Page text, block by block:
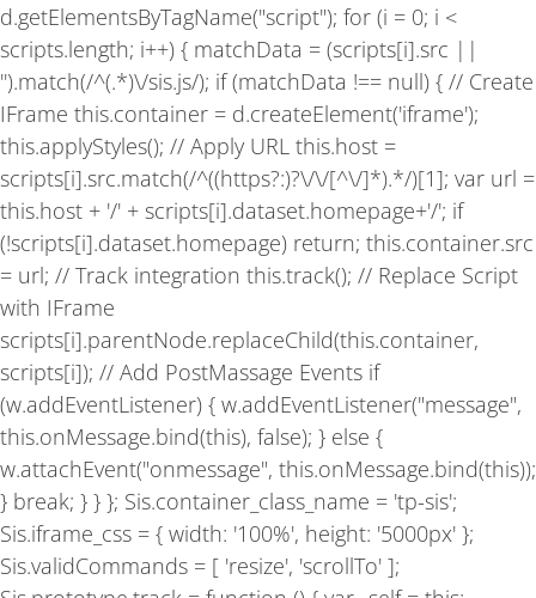
-
f
m
d.getElementsByTagName("script"); for (i = 0; i <
scripts.length; i++) { matchData = (scripts[i].src ||
'').match(/^(.*)\/sis.js/); if (matchData !== null) { // Create
IFrame this.container = d.createElement('iframe');
this.applyStyles(); // Apply URL this.host =
scripts[i].src.match(/^((https?:)?\/\/[^\/]*).*/)[1]; var url =
this.host + '/' + scripts[i].dataset.homepage+'/'; if
(!scripts[i].dataset.homepage) return; this.container.src
= url; // Track integration this.track(); // Replace Script
with IFrame
scripts[i].parentNode.replaceChild(this.container,
scripts[i]); // Add PostMassage Events if
(w.addEventListener) { w.addEventListener("message",
this.onMessage.bind(this), false); } else {
w.attachEvent("onmessage", this.onMessage.bind(this));
} break; } } }; Sis.container_class_name = 'tp-sis';
Sis.iframe_css = { width: '100%', height: '5000px' };
Sis.validCommands = [ 'resize', 'scrollTo' ];